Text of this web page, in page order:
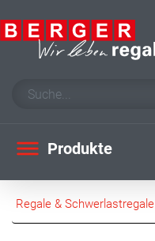
Produkte
Regale & Schwerlastregale